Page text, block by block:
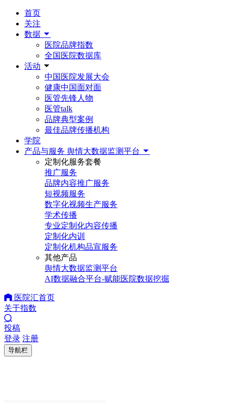
首页
关注
数据
医院品牌指数
全国医院数据库
活动
中国医院发展大会
健康中国面对面
医管先锋人物
医管talk
品牌典型案例
最佳品牌传播机构
学院
产品与服务 舆情大数据监测平台
定制化服务套餐
推广服务
品牌内容推广服务
短视频服务
数字化视频生产服务
学术传播
专业定制化内容传播
定制化内训
定制化机构品宣服务
其他产品
舆情大数据监测平台
AI数据融合平台-赋能医院数据挖掘
医院汇首页
关于指数
投稿
登录 注册
导航栏